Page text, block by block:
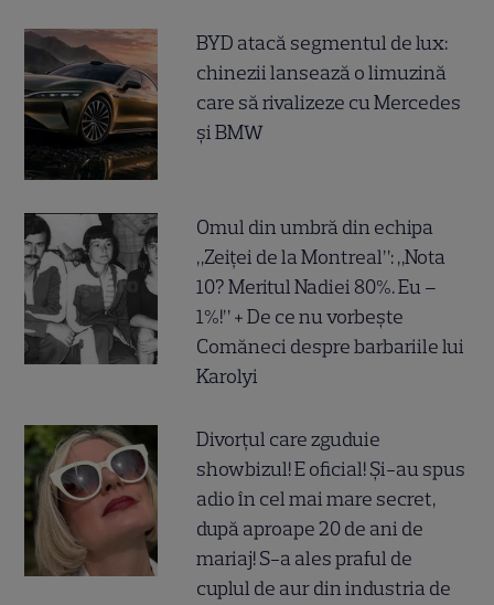
BYD atacă segmentul de lux:
chinezii lansează o limuzină
care să rivalizeze cu Mercedes
și BMW
Omul din umbră din echipa
„Zeiței de la Montreal”: „Nota
10? Meritul Nadiei 80%. Eu –
1%!” + De ce nu vorbește
Comăneci despre barbariile lui
Karolyi
Divorțul care zguduie
showbizul! E oficial! Și-au spus
adio în cel mai mare secret,
după aproape 20 de ani de
mariaj! S-a ales praful de
cuplul de aur din industria de